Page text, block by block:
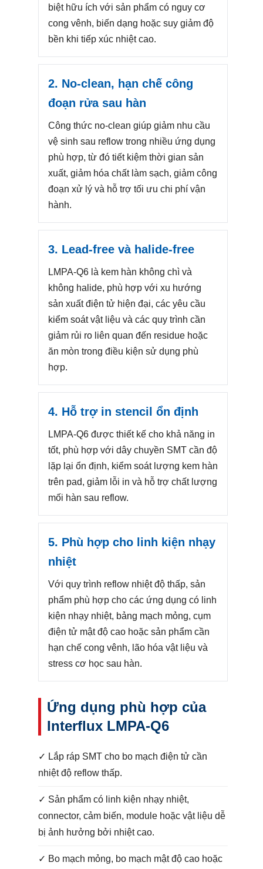
biệt hữu ích với sản phẩm có nguy cơ
cong vênh, biến dạng hoặc suy giảm độ
bền khi tiếp xúc nhiệt cao.
2. No-clean, hạn chế công
đoạn rửa sau hàn
Công thức no-clean giúp giảm nhu cầu
vệ sinh sau reflow trong nhiều ứng dụng
phù hợp, từ đó tiết kiệm thời gian sản
xuất, giảm hóa chất làm sạch, giảm công
đoạn xử lý và hỗ trợ tối ưu chi phí vận
hành.
3. Lead-free và halide-free
LMPA-Q6 là kem hàn không chì và
không halide, phù hợp với xu hướng
sản xuất điện tử hiện đại, các yêu cầu
kiểm soát vật liệu và các quy trình cần
giảm rủi ro liên quan đến residue hoặc
ăn mòn trong điều kiện sử dụng phù
hợp.
4. Hỗ trợ in stencil ổn định
LMPA-Q6 được thiết kế cho khả năng in
tốt, phù hợp với dây chuyền SMT cần độ
lặp lại ổn định, kiểm soát lượng kem hàn
trên pad, giảm lỗi in và hỗ trợ chất lượng
mối hàn sau reflow.
5. Phù hợp cho linh kiện nhạy
nhiệt
Với quy trình reflow nhiệt độ thấp, sản
phẩm phù hợp cho các ứng dụng có linh
kiện nhạy nhiệt, bảng mạch mỏng, cụm
điện tử mật độ cao hoặc sản phẩm cần
hạn chế cong vênh, lão hóa vật liệu và
stress cơ học sau hàn.
Ứng dụng phù hợp của
Interflux LMPA-Q6
✓ Lắp ráp SMT cho bo mạch điện tử cần
nhiệt độ reflow thấp.
✓ Sản phẩm có linh kiện nhạy nhiệt,
connector, cảm biến, module hoặc vật liệu dễ
bị ảnh hưởng bởi nhiệt cao.
✓ Bo mạch mỏng, bo mạch mật độ cao hoặc